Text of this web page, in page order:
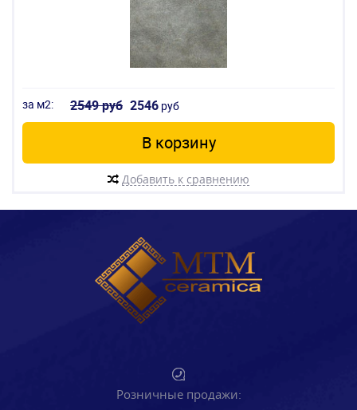
за м2: 2549 руб 2546 руб
В корзину
Добавить к сравнению
Розничные продажи: